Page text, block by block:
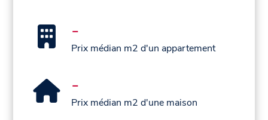
-
Prix médian m2 d'un appartement
-
Prix médian m2 d'une maison